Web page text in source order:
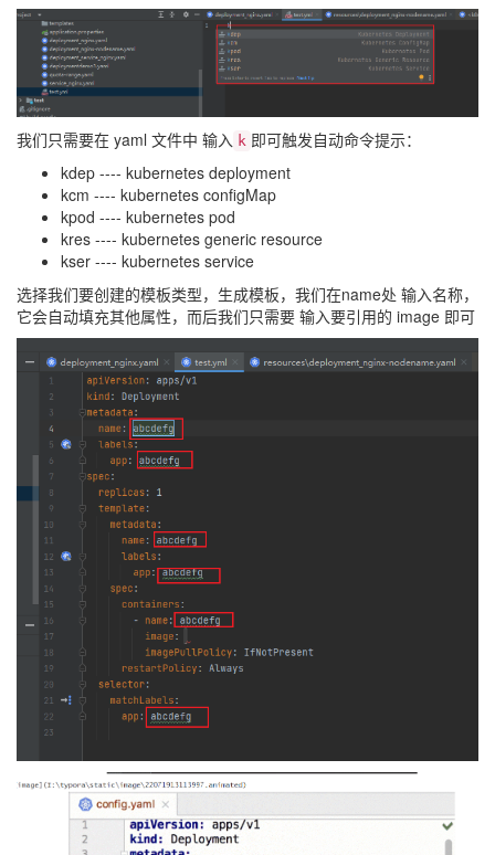
我们只需要在 yaml 文件中 输入 k 即可触发自动命令提示：
kdep ---- kubernetes deployment
kcm ---- kubernetes configMap
kpod ---- kubernetes pod
kres ---- kubernetes generic resource
kser ---- kubernetes service
选择我们要创建的模板类型，生成模板，我们在name处 输入名称，
它会自动填充其他属性，而后我们只需要 输入要引用的 image 即可